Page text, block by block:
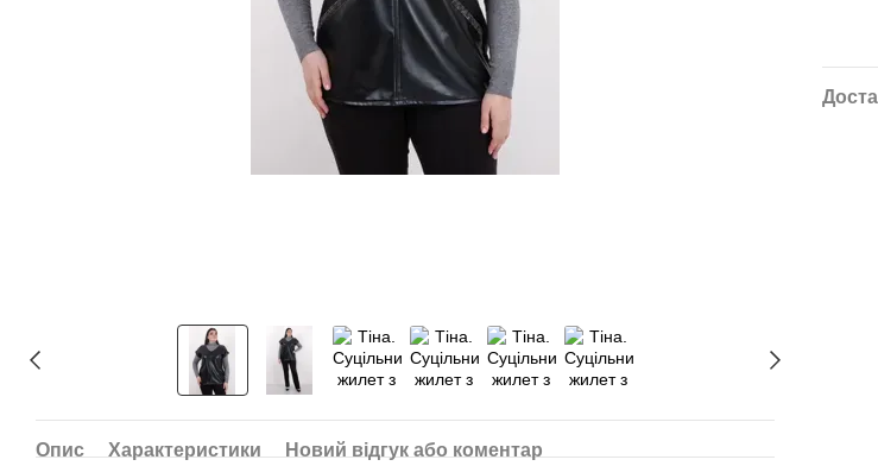
Опис Характеристики
Новий відгук або коментар